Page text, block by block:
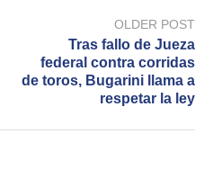
OLDER POST
Tras fallo de Jueza
federal contra corridas
de toros, Bugarini llama a
respetar la ley